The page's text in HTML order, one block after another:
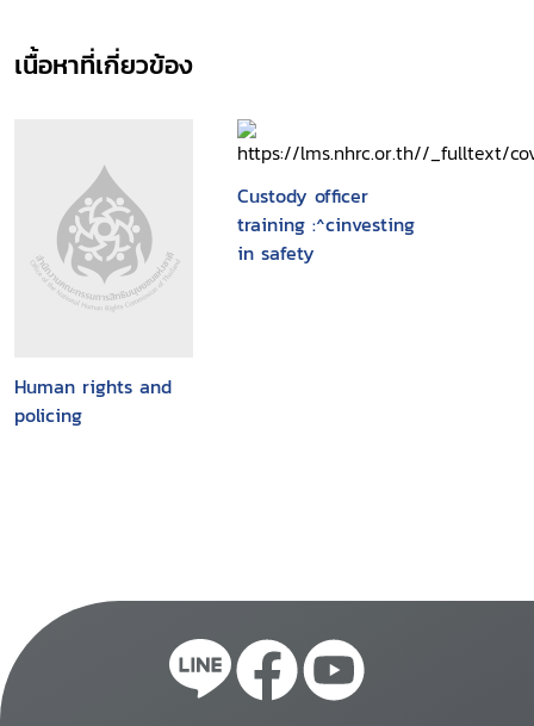
เนื้อหาที่เกี่ยวข้อง
Human rights and
policing
Custody officer
training :^cinvesting
in safety